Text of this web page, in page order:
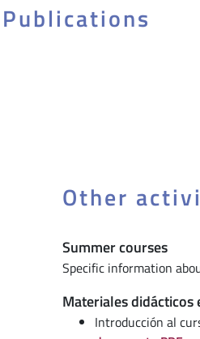
Publications
Other
Summer courses
Specific information
Materiales didácticos
Introducción al